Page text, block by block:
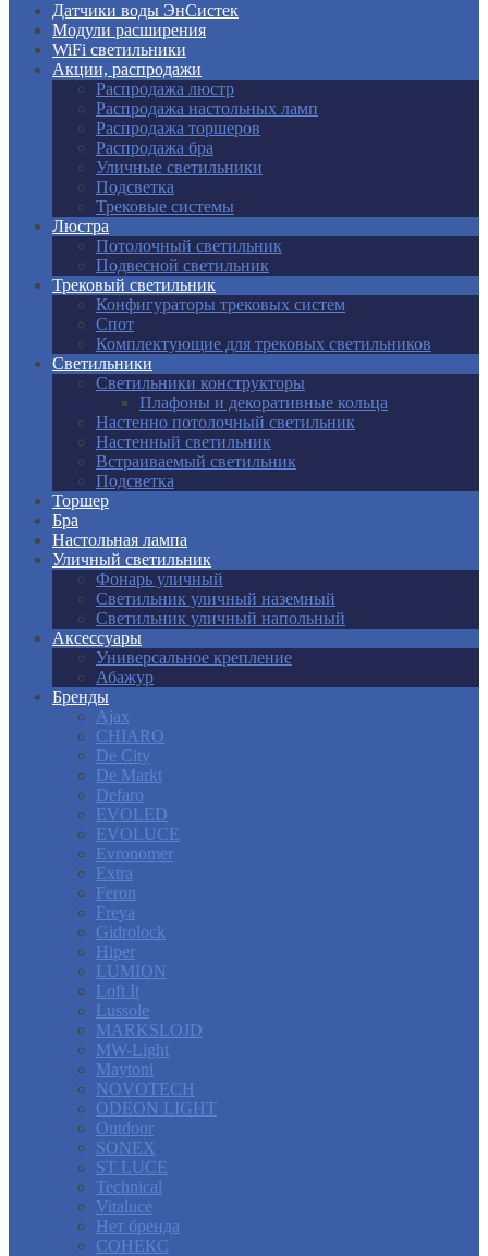
Датчики воды ЭнСистек
Модули расширения
WiFi светильники
Акции, распродажи
Распродажа люстр
Распродажа настольных ламп
Распродажа торшеров
Распродажа бра
Уличные светильники
Подсветка
Трековые системы
Люстра
Потолочный светильник
Подвесной светильник
Трековый светильник
Конфигураторы трековых систем
Спот
Комплектующие для трековых светильников
Светильники
Светильники конструкторы
Плафоны и декоративные кольца
Настенно потолочный светильник
Настенный светильник
Встраиваемый светильник
Подсветка
Торшер
Бра
Настольная лампа
Уличный светильник
Фонарь уличный
Светильник уличный наземный
Светильник уличный напольный
Аксессуары
Универсальное крепление
Абажур
Бренды
Ajax
CHIARO
De City
De Markt
Defaro
EVOLED
EVOLUCE
Evronomer
Extra
Feron
Freya
Gidrolock
Hiper
LUMION
Loft It
Lussole
MARKSLOJD
MW-Light
Maytoni
NOVOTECH
ODEON LIGHT
Outdoor
SONEX
ST LUCE
Technical
Vitaluce
Нет бренда
СОНЕКС